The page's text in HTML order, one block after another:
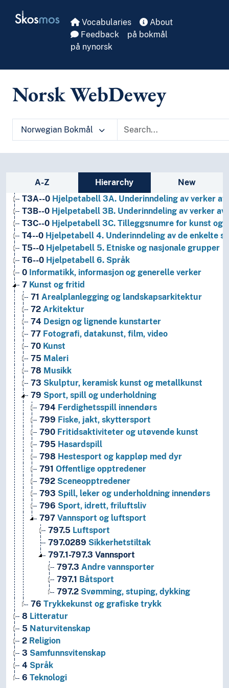
Skosmos Vocabularies
About
Feedback
på bokmål
på nynorsk
Norsk WebDewey
Norwegian Bokmål
Sidebar listing: list and traverse
A-Z Hierarchy New
Hjelpetabell 2. Geografiske områder,
T3--0Hjelpetabell 3. Underinndeling av kunst, av
T3A--0 Hjelpetabell 3A. Underinndeling av verker
T3B--0 Hjelpetabell 3B. Underinndeling av verker
T3C--0 Hjelpetabell 3C. Tilleggsnumre for kunst og
T4--0 Hjelpetabell 4. Underinndeling av de enkelte
T5--0 Hjelpetabell 5. Etniske og nasjonale grupper
T6--0 Hjelpetabell 6. Språk
0 Informatikk, informasjon og generelle verker
7 Kunst og fritid
71 Arealplanlegging og landskapsarkitektur
72 Arkitektur
74 Design og lignende kunstarter
77 Fotografi, datakunst, film, video
70 Kunst
75 Maleri
78 Musikk
73 Skulptur, keramisk kunst og metallkunst
79 Sport, spill og underholdning
794 Ferdighetsspill innendørs
799 Fiske, jakt, skyttersport
790 Fritidsaktiviteter og utøvende kunst
795 Hasardspill
798 Hestesport og kappløp med dyr
791 Offentlige opptredener
792 Sceneopptredener
793 Spill, leker og underholdning innendørs
796 Sport, idrett, friluftsliv
797 Vannsport og luftsport
797.5 Luftsport
797.0289 Sikkerhetstiltak
797.1-797.3 Vannsport
797.3 Andre vannsporter
797.1 Båtsport
797.2 Svømming, stuping, dykking
76 Trykkekunst og grafiske trykk
8 Litteratur
5 Naturvitenskap
2 Religion
3 Samfunnsvitenskap
4 Språk
6 Teknologi